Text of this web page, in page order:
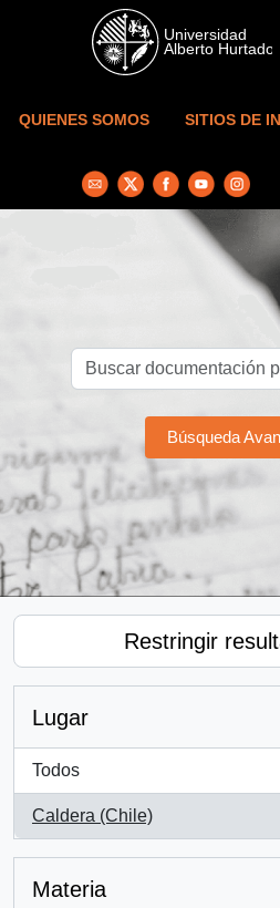
Skip to main content
QUIENES SOMOS SITIOS DE
Búsqueda
Restringir
Lugar
Todos
Caldera (Chile)
, 1 resultados
Materia